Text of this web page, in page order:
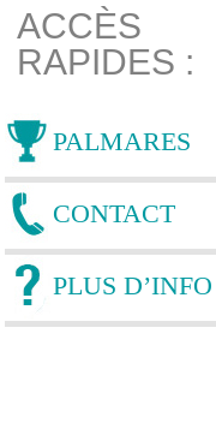
ACCÈS
RAPIDES :
PALMARES
CONTACT
PLUS D’INFO